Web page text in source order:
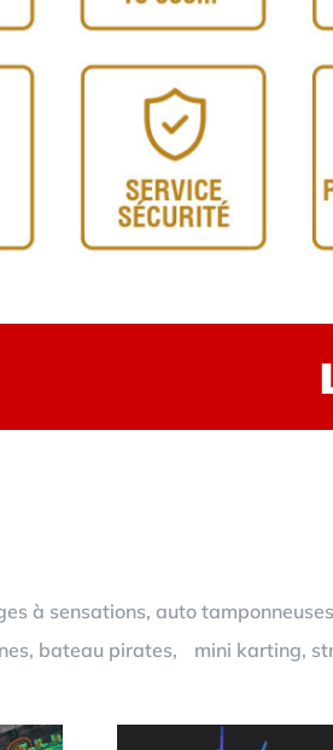
à sensations, auto
bateau pirates, mini karting,